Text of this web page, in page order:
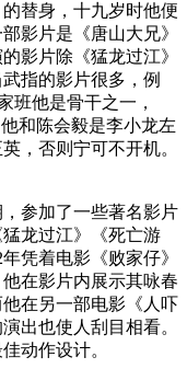
替身，十九岁时他便
影片是《唐山大兄》
影片除《猛龙过江》
指的影片很多，例
班他是骨干之一，
和陈会毅是李小龙左
，否则宁可不开机。
参加了一些著名影片
龙过江》《死亡游
凭着电影《败家仔》
在影片内展示其咏春
在另一部电影《人吓
出也使人刮目相看。
动作设计。